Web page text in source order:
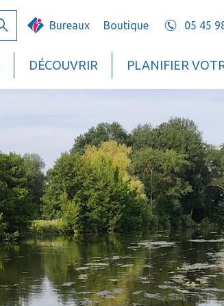
DÉCOUVRIR PLANIFIER
RechercherBureaux Boutique 05 45